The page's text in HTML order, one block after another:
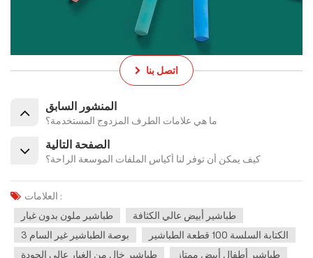
اتصل بنا
المنشور السابق
ما هي علامات الطرف المزدوج المستخدمة؟
الصفحة التالية
كيف يمكن أن توفر لنا أكياس الملفات الموسعة الراحة؟
العلامات :
طباشير ملون بدون غبار
طباشير أبيض عالي الكثافة
3 بوصة الطباشير غير السام
الكتابة السلسة 100 قطعة الطباشير
طباشير خال من الغبار عالي الجودة
طباشير أطفال أبيض ممتاز